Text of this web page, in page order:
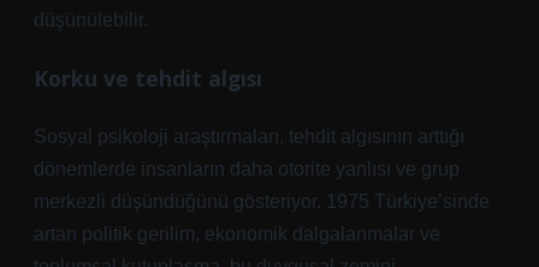
düşünülebilir.
Korku ve tehdit algısı
Sosyal psikoloji araştırmaları, tehdit algısının arttığı
dönemlerde insanların daha otorite yanlısı ve grup
merkezli düşündüğünü gösteriyor. 1975 Türkiye’sinde
artan politik gerilim, ekonomik dalgalanmalar ve